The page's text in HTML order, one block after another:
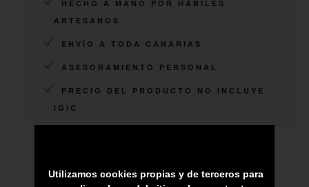
HECHO A MANO POR HÁBILES
ARTESANOS
ENVÍO A TODA CANARIAS
ASESORAMIENTO PERSONAL
PRECIO DEL PRODUCTO NO INCLUYE
IGIC
Utilizamos cookies propias y de terceros para